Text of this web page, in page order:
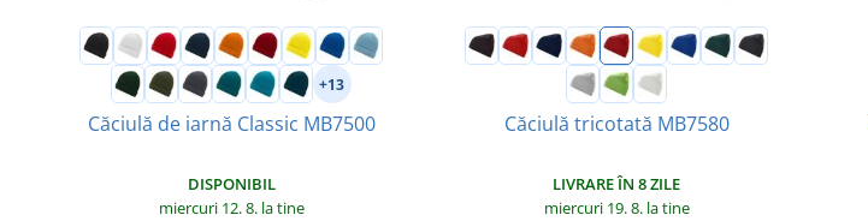
+13
Căciulă de iarnă Classic MB7500
DISPONIBIL
miercuri 12. 8. la tine
Căciulă tricotată MB7580
LIVRARE ÎN 8 ZILE
miercuri 19. 8. la tine